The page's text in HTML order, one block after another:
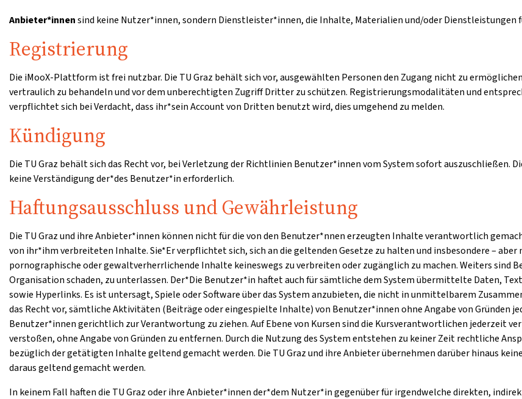
Anbieter*innensind keine Nutzer*innen, sondern Dienstleister*innen, die Inhalte, Materialien und/oder
Registrierung
Die iMooX-Plattform ist frei nutzbar. Die TU Graz behält sich vor, ausgewählten Personen den Zugang nicht zu
vertraulich zu behandeln und vor dem unberechtigten Zugriff Dritter zu schützen. Registrierungsmodalitäten und
verpflichtet sich bei Verdacht, dass ihr*sein Account von Dritten benutzt wird, dies umgehend zu melden.
Kündigung
Die TU Graz behält sich das Recht vor, bei Verletzung der Richtlinien Benutzer*innen vom System sofort auszuschließen.
keine Verständigung der*des Benutzer*in erforderlich.
Haftungsausschluss und Gewährleistung
Die TU Graz und ihre Anbieter*innen können nicht für die von den Benutzer*nnen erzeugten Inhalte verantwortlich
von ihr*ihm verbreiteten Inhalte. Sie*Er verpflichtet sich, sich an die geltenden Gesetze zu halten und insbesondere –
pornographische oder gewaltverherrlichende Inhalte keineswegs zu verbreiten oder zugänglich zu machen. Weiters sind
Organisation schaden, zu unterlassen. Der*Die Benutzer*in haftet auch für sämtliche dem System übermittelte Daten,
sowie Hyperlinks. Es ist untersagt, Spiele oder Software über das System anzubieten, die nicht in unmittelbarem
das Recht vor, sämtliche Aktivitäten (Beiträge oder eingespielte Inhalte) von Benutzer*innen ohne Angabe von Gründen
Benutzer*innen gerichtlich zur Verantwortung zu ziehen. Auf Ebene von Kursen sind die Kursverantwortlichen jederzeit
verstoßen, ohne Angabe von Gründen zu entfernen. Durch die Nutzung des System entstehen zu keiner Zeit rechtliche
bezüglich der getätigten Inhalte geltend gemacht werden. Die TU Graz und ihre Anbieter übernehmen darüber hinaus
daraus geltend gemacht werden.
In keinem Fall haften die TU Graz oder ihre Anbieter*innen der*dem Nutzer*in gegenüber für irgendwelche direkten,